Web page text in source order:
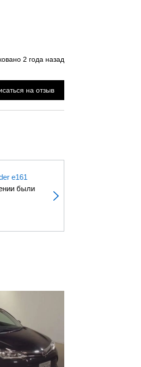
2 года назад
на отзыв
e161
были